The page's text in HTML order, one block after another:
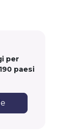
per
paesi